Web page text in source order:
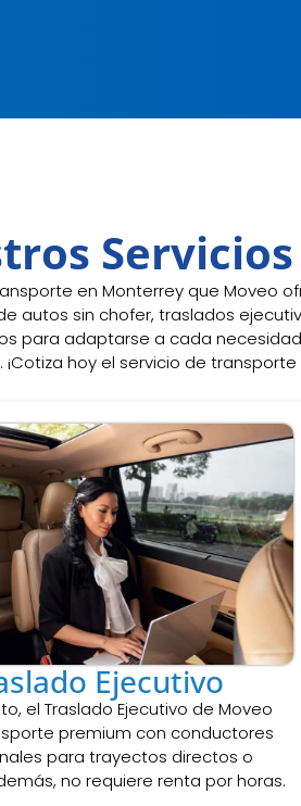
Servicios
en Monterrey que Moveo
autos sin chofer, traslados
para adaptarse a cada
hoy el servicio de
Ejecutivo
el Traslado Ejecutivo de Moveo
premium con conductores
para trayectos directos o
no requiere renta por horas.